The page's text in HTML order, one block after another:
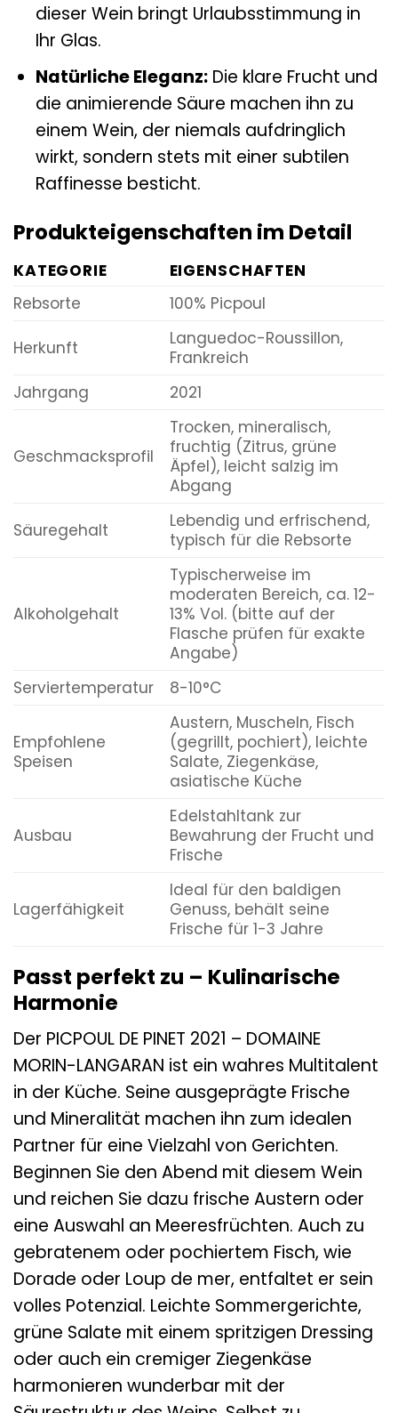
dieser Wein bringt Urlaubsstimmung in
Ihr Glas.
Natürliche Eleganz:Die klare Frucht und
die animierende Säure machen ihn zu
einem Wein, der niemals aufdringlich
wirkt, sondern stets mit einer subtilen
Raffinesse besticht.
Produkteigenschaften im Detail
KATEGORIE
EIGENSCHAFTEN
Rebsorte
100% Picpoul
Herkunft
Languedoc-Roussillon,
Frankreich
Jahrgang
2021
Geschmacksprofil
Trocken, mineralisch,
fruchtig (Zitrus, grüne
Äpfel), leicht salzig im
Abgang
Säuregehalt
Lebendig und erfrischend,
typisch für die Rebsorte
Alkoholgehalt
Typischerweise im
moderaten Bereich, ca. 12-
13% Vol. (bitte auf der
Flasche prüfen für exakte
Angabe)
Serviertemperatur
8-10°C
Empfohlene
Speisen
Austern, Muscheln, Fisch
(gegrillt, pochiert), leichte
Salate, Ziegenkäse,
asiatische Küche
Ausbau
Edelstahltank zur
Bewahrung der Frucht und
Frische
Lagerfähigkeit
Ideal für den baldigen
Genuss, behält seine
Frische für 1-3 Jahre
Passt perfekt zu – Kulinarische
Harmonie
Der PICPOUL DE PINET 2021 – DOMAINE
MORIN-LANGARAN ist ein wahres Multitalent
in der Küche. Seine ausgeprägte Frische
und Mineralität machen ihn zum idealen
Partner für eine Vielzahl von Gerichten.
Beginnen Sie den Abend mit diesem Wein
und reichen Sie dazu frische Austern oder
eine Auswahl an Meeresfrüchten. Auch zu
gebratenem oder pochiertem Fisch, wie
Dorade oder Loup de mer, entfaltet er sein
volles Potenzial. Leichte Sommergerichte,
grüne Salate mit einem spritzigen Dressing
oder auch ein cremiger Ziegenkäse
harmonieren wunderbar mit der